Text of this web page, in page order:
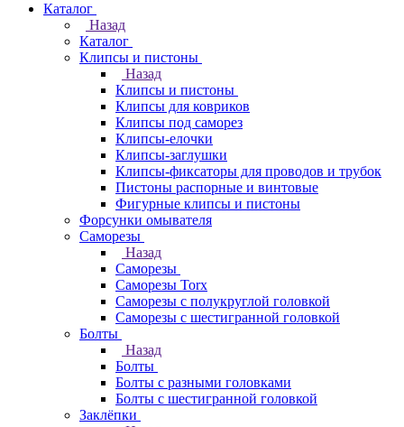
Каталог
Назад
Каталог
Клипсы и пистоны
Назад
Клипсы и пистоны
Клипсы для ковриков
Клипсы под саморез
Клипсы-елочки
Клипсы-заглушки
Клипсы-фиксаторы для проводов и трубок
Пистоны распорные и винтовые
Фигурные клипсы и пистоны
Форсунки омывателя
Саморезы
Назад
Саморезы
Саморезы Torx
Саморезы с полукруглой головкой
Саморезы с шестигранной головкой
Болты
Назад
Болты
Болты с разными головками
Болты с шестигранной головкой
Заклёпки